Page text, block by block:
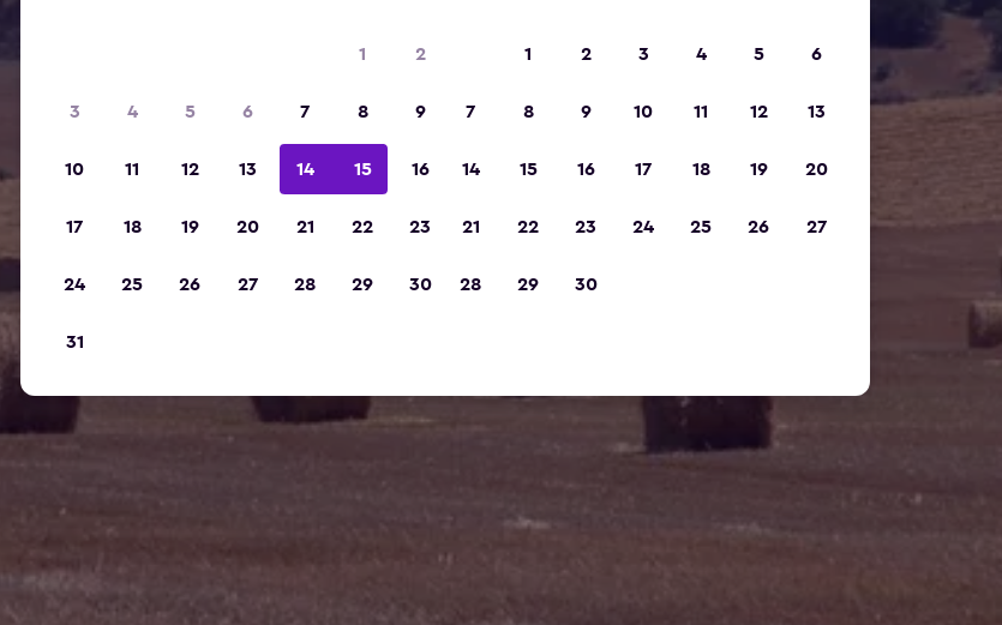
1 2
3 4 5 6 7 8 9
10 11 12 13 14 15 16
17 18 19 20 21 22 23
24 25 26 27 28 29 30
31
1 2 3 4 5 6
7 8 9 10 11 12 13
14 15 16 17 18 19 20
21 22 23 24 25 26 27
28 29 30